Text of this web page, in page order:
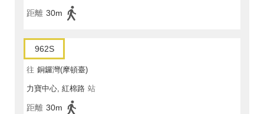
距離 30m
962S
往 銅鑼灣(摩頓臺)
力寶中心, 紅棉路 站
距離 30m